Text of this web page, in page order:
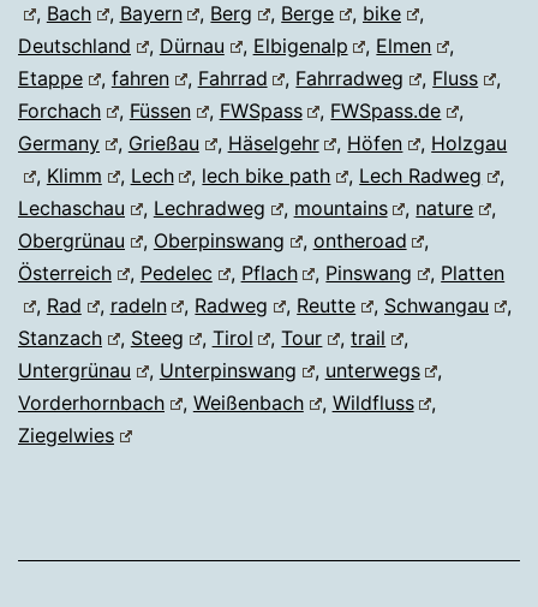
, Bach , Bayern , Berg , Berge , bike
,
Deutschland
, Dürnau , Elbigenalp , Elmen
,
Etappe
, fahren , Fahrrad , Fahrradweg , Fluss
,
Forchach
, Füssen , FWSpass , FWSpass.de
,
Germany
, Grießau , Häselgehr , Höfen , Holzgau
, Klimm , Lech , lech bike path , Lech Radweg
,
Lechaschau
, Lechradweg , mountains , nature
,
Obergrünau
, Oberpinswang , ontheroad
,
Österreich
, Pedelec , Pflach , Pinswang , Platten
, Rad , radeln , Radweg , Reutte , Schwangau
,
Stanzach
, Steeg , Tirol ,Tour ,trail
,
Untergrünau
, Unterpinswang , unterwegs
,
Vorderhornbach
, Weißenbach , Wildfluss
,
Ziegelwies